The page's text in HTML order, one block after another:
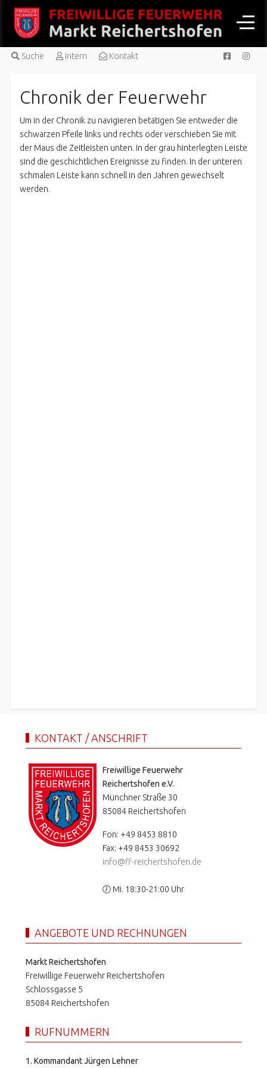
Suche Intern Kontakt
Chronik der Feuerwehr
Um in der Chronik zu navigieren betätigen Sie entweder die
schwarzen Pfeile links und rechts oder verschieben Sie mit
der Maus die Zeitleisten unten. In der grau hinterlegten Leiste
sind die geschichtlichen Ereignisse zu finden. In der unteren
schmalen Leiste kann schnell in den Jahren gewechselt
werden.
KONTAKT / ANSCHRIFT
Freiwillige Feuerwehr
Reichertshofen e.V.
Münchner Straße 30
85084 Reichertshofen
Fon: +49 8453 8810
Fax: +49 8453 30692
info@ff-reichertshofen.de
🕖 Mi. 18:30-21:00 Uhr
ANGEBOTE UND RECHNUNGEN
Markt Reichertshofen
Freiwillige Feuerwehr Reichertshofen
Schlossgasse 5
85084 Reichertshofen
RUFNUMMERN
1. Kommandant Jürgen Lehner